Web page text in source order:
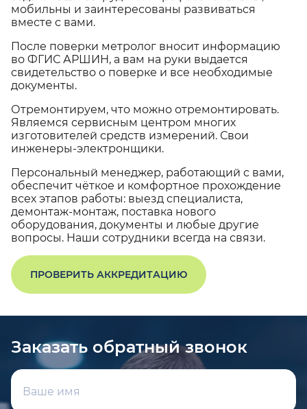
мобильны и заинтересованы развиваться
вместе с вами.
После поверки метролог вносит информацию
во ФГИС АРШИН, а вам на руки выдается
свидетельство о поверке и все необходимые
документы.
Отремонтируем, что можно отремонтировать.
Являемся сервисным центром многих
изготовителей средств измерений. Свои
инженеры-электронщики.
Персональный менеджер, работающий с вами,
обеспечит чёткое и комфортное прохождение
всех этапов работы: выезд специалиста,
демонтаж-монтаж, поставка нового
оборудования, документы и любые другие
вопросы. Наши сотрудники всегда на связи.
ПРОВЕРИТЬ АККРЕДИТАЦИЮ
Заказать обратный звонок